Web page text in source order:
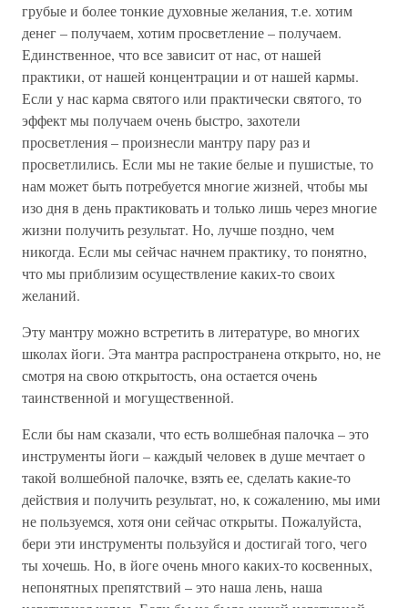
грубые и более тонкие духовные желания, т.е. хотим
денег – получаем, хотим просветление – получаем.
Единственное, что все зависит от нас, от нашей
практики, от нашей концентрации и от нашей кармы.
Если у нас карма святого или практически святого, то
эффект мы получаем очень быстро, захотели
просветления – произнесли мантру пару раз и
просветлились. Если мы не такие белые и пушистые, то
нам может быть потребуется многие жизней, чтобы мы
изо дня в день практиковать и только лишь через многие
жизни получить результат. Но, лучше поздно, чем
никогда. Если мы сейчас начнем практику, то понятно,
что мы приблизим осуществление каких-то своих
желаний.
Эту мантру можно встретить в литературе, во многих
школах йоги. Эта мантра распространена открыто, но, не
смотря на свою открытость, она остается очень
таинственной и могущественной.
Если бы нам сказали, что есть волшебная палочка – это
инструменты йоги – каждый человек в душе мечтает о
такой волшебной палочке, взять ее, сделать какие-то
действия и получить результат, но, к сожалению, мы ими
не пользуемся, хотя они сейчас открыты. Пожалуйста,
бери эти инструменты пользуйся и достигай того, чего
ты хочешь. Но, в йоге очень много каких-то косвенных,
непонятных препятствий – это наша лень, наша